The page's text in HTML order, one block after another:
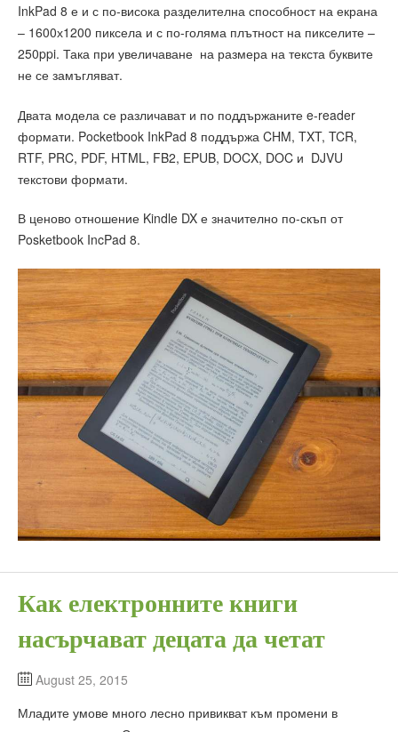
InkPad 8 е и с по-висока разделителна способност на екрана
– 1600х1200 пиксела и с по-голяма плътност на пикселите –
250ppi. Така при увеличаване на размера на текста буквите
не се замъгляват.
Двата модела се различават и по поддържаните e-reader
формати. Pocketbook InkPad 8 поддържа CHM, TXT, TCR,
RTF, PRC, PDF, HTML, FB2, EPUB, DOCX, DOC и DJVU
текстови формати.
В ценово отношение Kindle DX е значително по-скъп от
Posketbook IncPad 8.
Как електронните книги
насърчават децата да четат
August 25, 2015
Младите умове много лесно привикват към промени в